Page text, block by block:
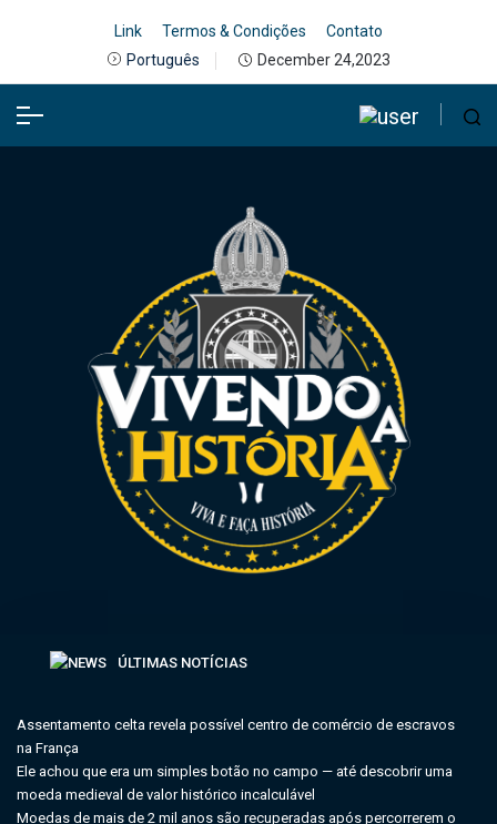
Link Termos & Condições
Contato
Português
December 24,2023
ÚLTIMAS NOTÍCIAS
Assentamento celta revela possível centro de comércio de escravos
na França
Ele achou que era um simples botão no campo — até descobrir uma
moeda medieval de valor histórico incalculável
Moedas de mais de 2 mil anos são recuperadas após percorrerem o